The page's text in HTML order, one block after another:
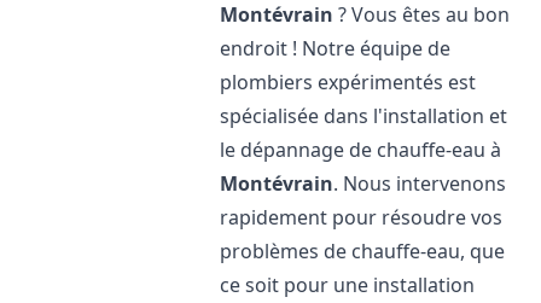
Montévrain ? Vous êtes au bon
endroit ! Notre équipe de
plombiers expérimentés est
spécialisée dans l'installation et
le dépannage de chauffe-eau à
Montévrain. Nous intervenons
rapidement pour résoudre vos
problèmes de chauffe-eau, que
ce soit pour une installation